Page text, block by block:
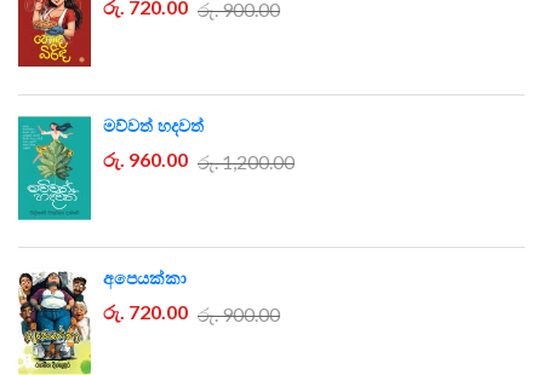
රු. 720.00 රු. 900.00
මව්වත් හදවත්
රු. 960.00 රු. 1,200.00
අපෙයක්කා
රු. 720.00 රු. 900.00